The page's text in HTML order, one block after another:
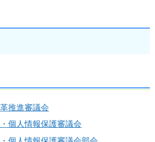
推進審議会
個人情報保護審議会